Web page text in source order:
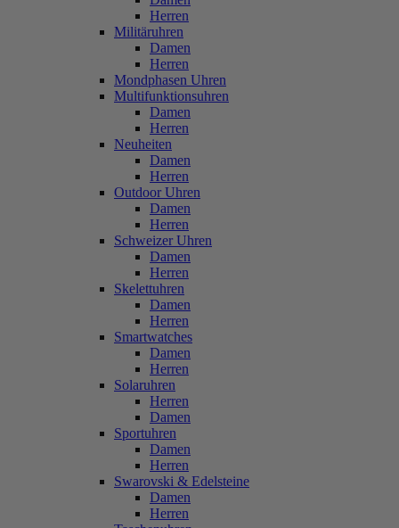
Herren
Militäruhren
Damen
Herren
Mondphasen Uhren
Multifunktionsuhren
Damen
Herren
Neuheiten
Damen
Herren
Outdoor Uhren
Damen
Herren
Schweizer Uhren
Damen
Herren
Skelettuhren
Damen
Herren
Smartwatches
Damen
Herren
Solaruhren
Herren
Damen
Sportuhren
Damen
Herren
Swarovski & Edelsteine
Damen
Herren